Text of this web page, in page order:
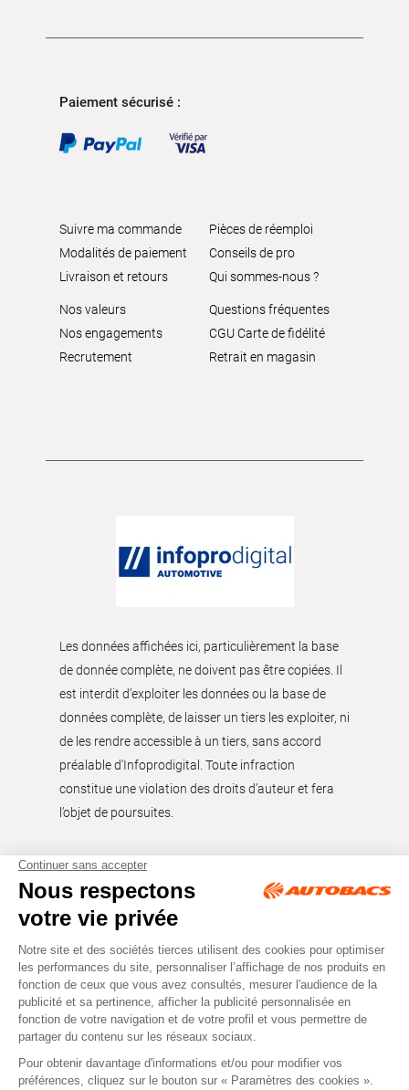
Paiement sécurisé :
Suivre ma commande
Modalités de paiement
Livraison et retours
Pièces de réemploi
Conseils de pro
Qui sommes-nous ?
Nos valeurs
Nos engagements
Recrutement
Questions fréquentes
CGU Carte de fidélité
Retrait en magasin
Les données affichées ici, particulièrement la base
de donnée complète, ne doivent pas être copiées. Il
est interdit d’exploiter les données ou la base de
données complète, de laisser un tiers les exploiter, ni
de les rendre accessible à un tiers, sans accord
préalable d'Infoprodigital. Toute infraction
constitue une violation des droits d’auteur et fera
l’objet de poursuites.
Tous droits réservés © Autobacs
Mentions légales RGPD
Cookies CGV